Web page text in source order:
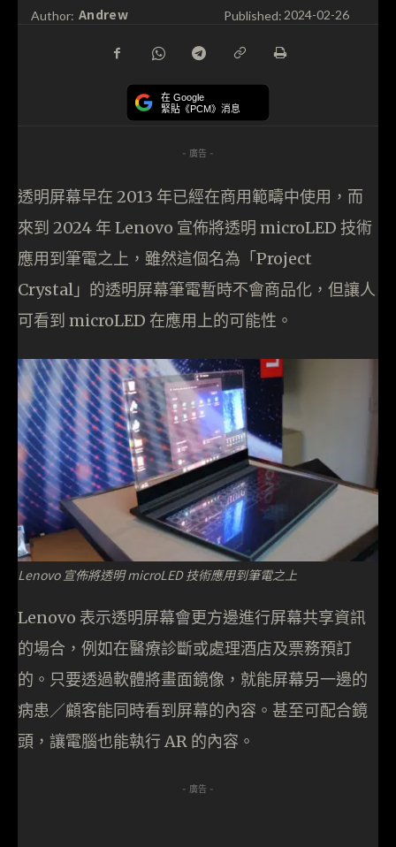
Author: Andrew Published:2024-02-26
在 Google
緊貼《PCM》消息
- 廣告 -
透明屏幕早在 2013 年已經在商用範疇中使用，而
來到 2024 年 Lenovo 宣佈將透明 microLED 技術
應用到筆電之上，雖然這個名為「Project
Crystal」的透明屏幕筆電暫時不會商品化，但讓人
可看到 microLED 在應用上的可能性。
Lenovo 宣佈將透明 microLED 技術應用到筆電之上
Lenovo 表示透明屏幕會更方邊進行屏幕共享資訊
的場合，例如在醫療診斷或處理酒店及票務預訂
的。只要透過軟體將畫面鏡像，就能屏幕另一邊的
病患／顧客能同時看到屏幕的內容。甚至可配合鏡
頭，讓電腦也能執行 AR 的內容。
- 廣告 -